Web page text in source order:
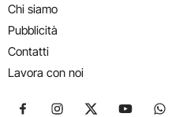
Chi siamo
Pubblicità
Contatti
Lavora con noi
Seguici su Facebook
Seguici su Instagram
Seguici su X
Seguici su